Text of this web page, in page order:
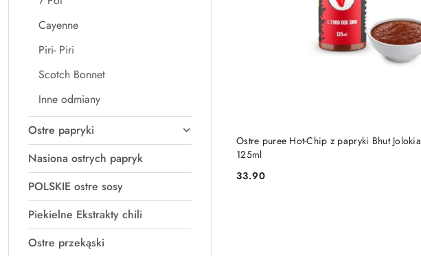
Cayenne
Piri- Piri
Scotch Bonnet
Inne odmiany
Ostre papryki
Nasiona ostrych papryk
POLSKIE ostre sosy
Piekielne Ekstrakty chili
Ostre przekąski
Ostre puree Hot-Chip z papryki Bhut Jolokia
125ml
Cena:
33.90
DO KOSZYKA